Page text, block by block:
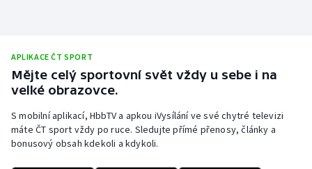
APLIKACE ČT SPORT
Mějte celý sportovní svět vždy u sebe i na
velké obrazovce.
S mobilní aplikací, HbbTV a apkou iVysílání ve své chytré televizi
máte ČT sport vždy po ruce. Sledujte přímé přenosy, články a
bonusový obsah kdekoli a kdykoli.